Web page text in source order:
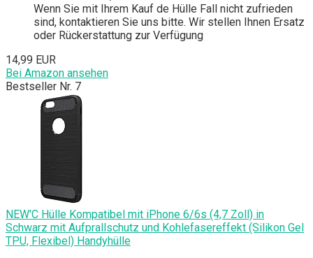
Wenn Sie mit Ihrem Kauf de Hülle Fall nicht zufrieden
sind, kontaktieren Sie uns bitte. Wir stellen Ihnen Ersatz
oder Rückerstattung zur Verfügung
14,99 EUR
Bei Amazon ansehen
Bestseller Nr. 7
NEW'C Hülle Kompatibel mit iPhone 6/6s (4,7 Zoll) in
Schwarz mit Aufprallschutz und Kohlefasereffekt (Silikon Gel
TPU, Flexibel) Handyhülle